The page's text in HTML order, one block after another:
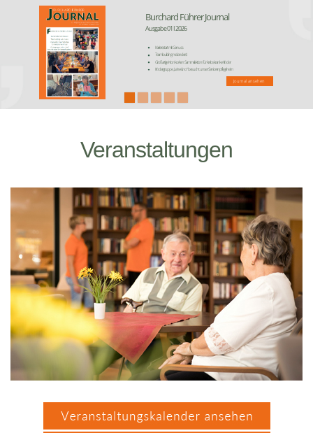
Karrierestart mit Genuss
Teambuilding mal anders!
Großartige Kronkorken Sammelaktion für krebskranke Kinder
Kindergruppe „Leine-Lino“ besucht unser Seniorenpflegeheim
Burchard Führer Journal
Ausgabe 01 I 2026
Journal ansehen
Veranstaltungen